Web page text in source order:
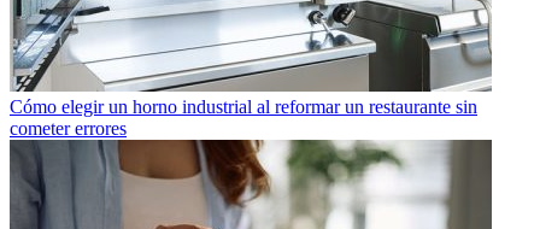
Cómo elegir un horno industrial al reformar un restaurante sin
cometer errores